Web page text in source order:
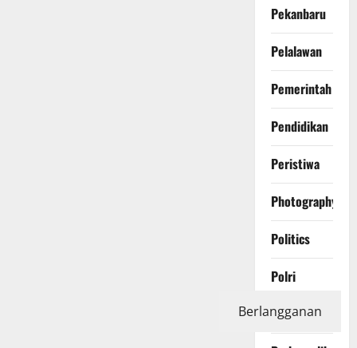
Pekanbaru
Pelalawan
Pemerintah
Pendidikan
Peristiwa
Photography
Politics
Polri
Pontianak
Berlangganan